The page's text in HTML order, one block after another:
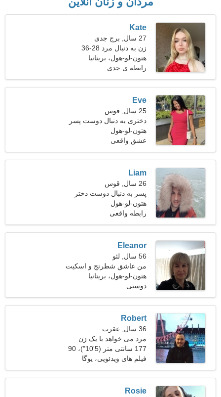
Kate
27 سال, برج جدی
زن به دنبال مرد 28-36
هتون-لو-هول، بریتانیا
رابطه ی جدی
Eve
25 سال, قوس
دختری به دنبال دوست پسر
26-34
هتون-لو-هول
عشق واقعی
Liam
26 سال, قوس
پسر به دنبال دوست دختر
است 21-30
هتون-لو-هول
رابطه واقعی
Eleanor
56 سال, لئو
من عاشق شطرنج و اسکیت
هستم
هتون-لو-هول، بریتانیا
دوستی
Robert
36 سال, عقرب
مرد می خواهد با یک زن
ملاقات کند
177 سانتی متر (5'10")، 90
کیلوگرم (198 پوند)
فیلم های ویدئویی، یوگا
Rosie